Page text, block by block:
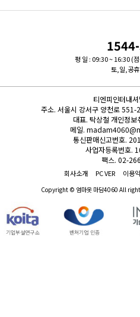
평 일 : 09:30 ~ 16:30 (
토,일,공
티엔피인터내
주소. 서울시 강서구 양천로
대표. 탁상철 개인정보
메일.
통신판매신고번호.
사업자등록번호.
팩스. 02-
회사소개 PC VER 이용
Copyright © 엄마옷 마담4060 All